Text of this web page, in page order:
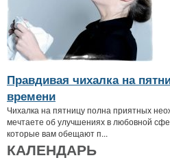
Правдивая чихалка на
времени
Чихалка на пятницу полна приятных
мечтаете об улучшениях в любовной
которые вам обещают п...
КАЛЕНДАРЬ